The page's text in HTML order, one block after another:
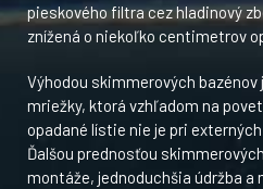
pieskového filtra cez hladinový
znížená o niekoľko centimetrov
Výhodou skimmerových bazénov
mriežky, ktorá vzhľadom na
opadané lístie nie je pri
Ďalšou prednosťou
montáže, jednoduchšia údržba a